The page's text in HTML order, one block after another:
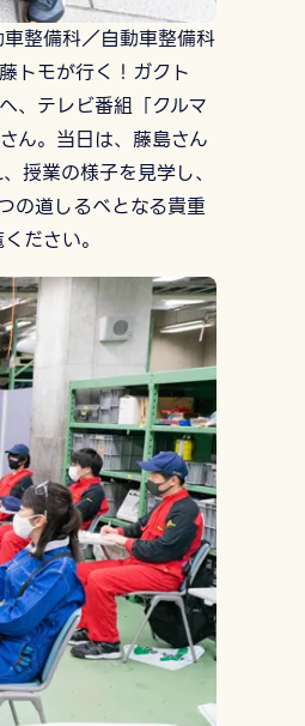
整備科／自動車整備科
トモが行く！ガクト
、テレビ番組「クルマ
ん。当日は、藤島さん
授業の様子を見学し、
の道しるべとなる貴重
ださい。